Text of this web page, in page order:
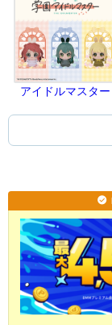
アイドルマスター